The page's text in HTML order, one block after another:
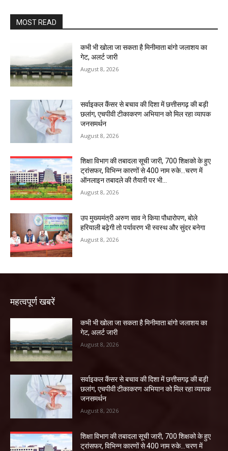
MOST READ
कभी भी खोला जा सकता है मिनीमाता बांगो जलाशय का
गेट, अलर्ट जारी
August 8, 2026
सर्वाइकल कैंसर से बचाव की दिशा में छत्तीसगढ़ की बड़ी
छलांग, एचपीवी टीकाकरण अभियान को मिल रहा व्यापक
जनसमर्थन
August 8, 2026
शिक्षा विभाग की तबादला सूची जारी, 700 शिक्षको के हुए
ट्रांसफर, विभिन्न कारणों से 400 नाम रुके…चरण में
ऑनलाइन तबादले की तैयारी पर भी...
August 8, 2026
उप मुख्यमंत्री अरुण साव ने किया पौधारोपण, बोले
हरियाली बढ़ेगी तो पर्यावरण भी स्वस्थ और सुंदर बनेगा
August 8, 2026
महत्वपूर्ण खबरें
कभी भी खोला जा सकता है मिनीमाता बांगो जलाशय का
गेट, अलर्ट जारी
August 8, 2026
सर्वाइकल कैंसर से बचाव की दिशा में छत्तीसगढ़ की बड़ी
छलांग, एचपीवी टीकाकरण अभियान को मिल रहा व्यापक
जनसमर्थन
August 8, 2026
शिक्षा विभाग की तबादला सूची जारी, 700 शिक्षको के हुए
ट्रांसफर, विभिन्न कारणों से 400 नाम रुके…चरण में